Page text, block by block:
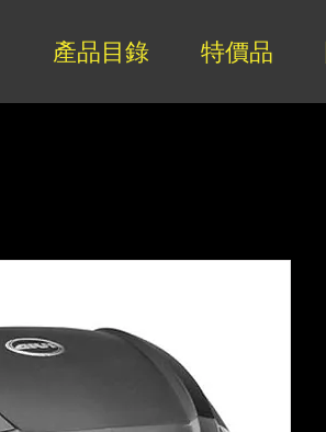
產品目錄 特價品